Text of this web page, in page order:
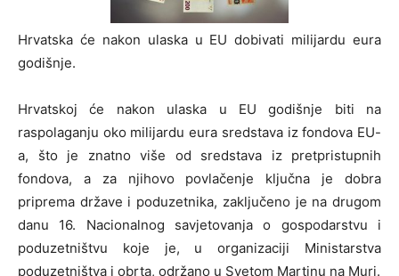
Hrvatska će nakon ulaska u EU dobivati milijardu eura
godišnje.
Hrvatskoj će nakon ulaska u EU godišnje biti na
raspolaganju oko milijardu eura sredstava iz fondova EU-
a, što je znatno više od sredstava iz pretpristupnih
fondova, a za njihovo povlačenje ključna je dobra
priprema države i poduzetnika, zaključeno je na drugom
danu 16. Nacionalnog savjetovanja o gospodarstvu i
poduzetništvu koje je, u organizaciji Ministarstva
poduzetništva i obrta, održano u Svetom Martinu na Muri.